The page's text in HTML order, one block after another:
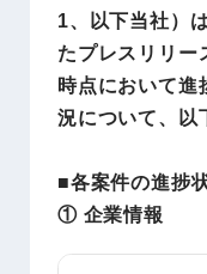
1、以下当社）
たプレスリリー
時点において進
況について、以
■各案件の進捗
① 企業情報